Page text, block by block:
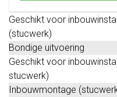
Geschikt voor
(stucwerk)
Bondige uitvoering
Geschikt voor
stucwerk)
Inbouwmontage